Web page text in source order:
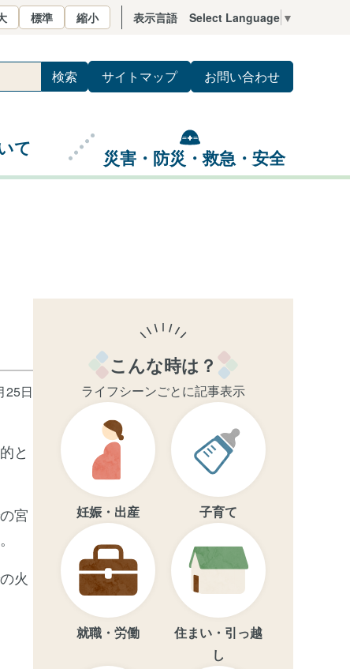
サイトマップ お問い合わせ
て 災害・防災・救急・安全
標準 縮小 表示言語 Select Language ▼
25日
と
宮
火
こんな時は？
ライフシーンごとに記事表示
妊娠・出産 子育て
就職・労働
住まい・引っ越
し